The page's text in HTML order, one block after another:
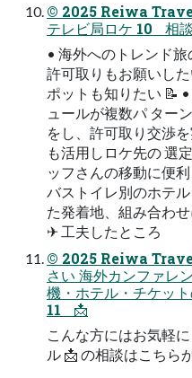
© 2025 Reiwa
テレビ局ロケ 10 相
• 海外へのトレンド
許可取りもお願いし
ポットも知りたい 📝
ュールが複数パ ター
をし、許可取り交渉
も活用しロケ先の 選
ッフさんの移動に便
バストイレ別のホテ
た発着地、組み合わ
✈ ⼯夫したところ
© 2025 Reiwa
さい 海外カンファレ
機・ホテル・チケッ
11 📩
こんな⽅にはお気軽
ル 📩 の相談はこちら